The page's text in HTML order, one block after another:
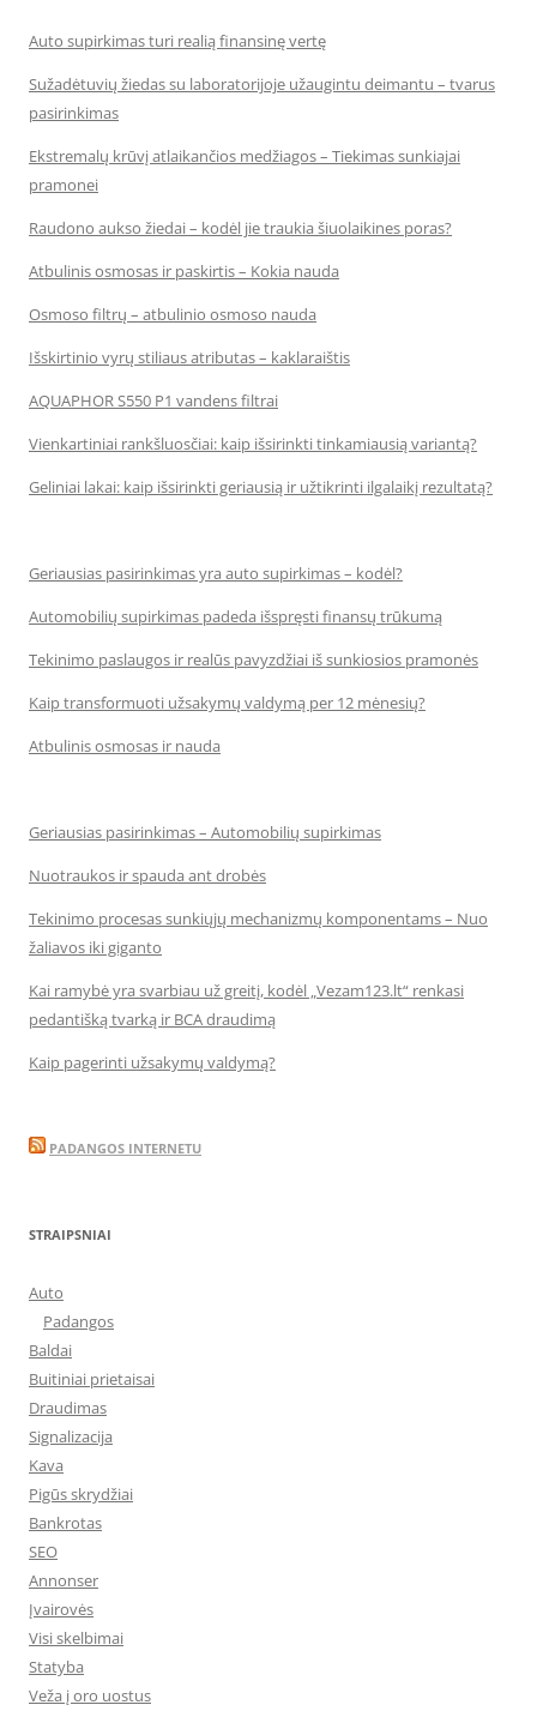
Auto supirkimas turi realią finansinę vertę
Sužadėtuvių žiedas su laboratorijoje užaugintu deimantu – tvarus
pasirinkimas
Ekstremalų krūvį atlaikančios medžiagos – Tiekimas sunkiajai
pramonei
Raudono aukso žiedai – kodėl jie traukia šiuolaikines poras?
Atbulinis osmosas ir paskirtis – Kokia nauda
Osmoso filtrų – atbulinio osmoso nauda
Išskirtinio vyrų stiliaus atributas – kaklaraištis
AQUAPHOR S550 P1 vandens filtrai
Vienkartiniai rankšluosčiai: kaip išsirinkti tinkamiausią variantą?
Geliniai lakai: kaip išsirinkti geriausią ir užtikrinti ilgalaikį rezultatą?
Geriausias pasirinkimas yra auto supirkimas – kodėl?
Automobilių supirkimas padeda išspręsti finansų trūkumą
Tekinimo paslaugos ir realūs pavyzdžiai iš sunkiosios pramonės
Kaip transformuoti užsakymų valdymą per 12 mėnesių?
Atbulinis osmosas ir nauda
Geriausias pasirinkimas – Automobilių supirkimas
Nuotraukos ir spauda ant drobės
Tekinimo procesas sunkiųjų mechanizmų komponentams – Nuo
žaliavos iki giganto
Kai ramybė yra svarbiau už greitį, kodėl „Vezam123.lt“ renkasi
pedantišką tvarką ir BCA draudimą
Kaip pagerinti užsakymų valdymą?
PADANGOS INTERNETU
STRAIPSNIAI
Auto
Padangos
Baldai
Buitiniai prietaisai
Draudimas
Signalizacija
Kava
Pigūs skrydžiai
Bankrotas
SEO
Annonser
Įvairovės
Visi skelbimai
Statyba
Veža į oro uostus